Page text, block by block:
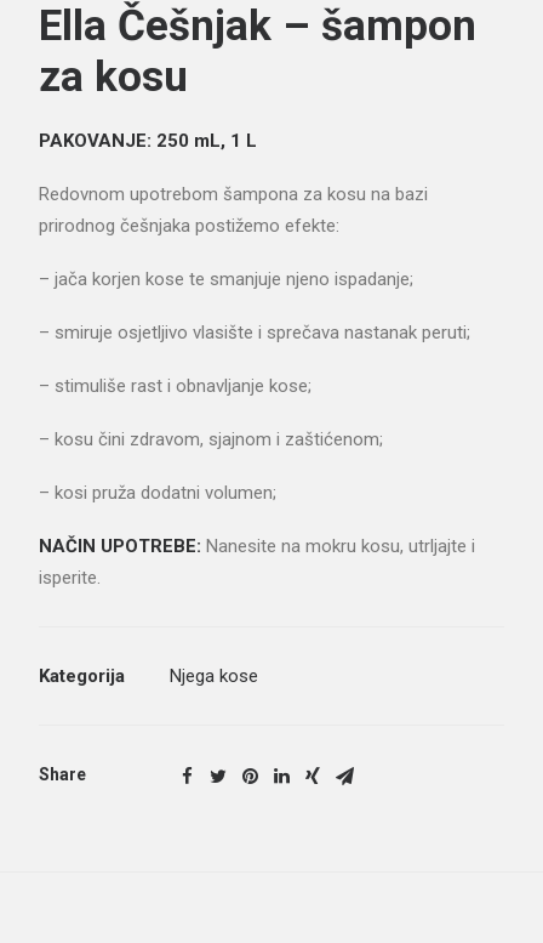
Ella Češnjak – šampon
za kosu
PAKOVANJE: 250 mL, 1 L
Redovnom upotrebom šampona za kosu na bazi
prirodnog češnjaka postižemo efekte:
– jača korjen kose te smanjuje njeno ispadanje;
– smiruje osjetljivo vlasište i sprečava nastanak peruti;
– stimuliše rast i obnavljanje kose;
– kosu čini zdravom, sjajnom i zaštićenom;
– kosi pruža dodatni volumen;
NAČIN UPOTREBE: Nanesite na mokru kosu, utrljajte i
isperite.
Kategorija Njega kose
Share